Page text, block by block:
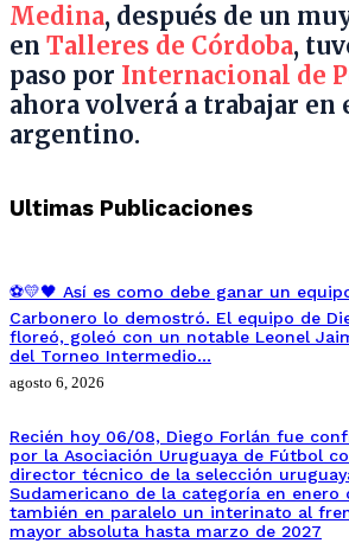
Medina, después de un
en Talleres de Córdoba,
paso por Internacional de
ahora volverá a trabajar
argentino.
Ultimas Publicaciones
⚽💛🖤 Así es como debe ganar un
Carbonero lo demostró. El equipo de
floreó, goleó con un notable Leonel
del Torneo Intermedio…
agosto 6, 2026
Recién hoy 06/08, Diego Forlán fue
por la Asociación Uruguaya de Fútbol
director técnico de la selección
Sudamericano de la categoría en enero
también en paralelo un interinato al
mayor absoluta hasta marzo de 2027